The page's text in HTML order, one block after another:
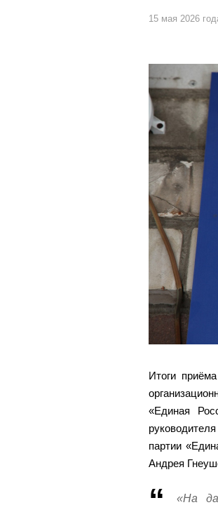
15 мая 2026
Итоги
«Единая
партии
Андрея
«На